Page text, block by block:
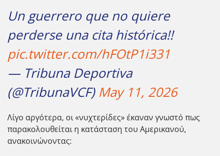
Un guerrero que no quiere
perderse una cita histórica!!
pic.twitter.com/hFOtP1i331
— Tribuna Deportiva
(@TribunaVCF) May 11, 2026
Λίγο αργότερα, οι «νυχτερίδες» έκαναν γνωστό πως
παρακολουθείται η κατάσταση του Αμερικανού,
ανακοινώνοντας: